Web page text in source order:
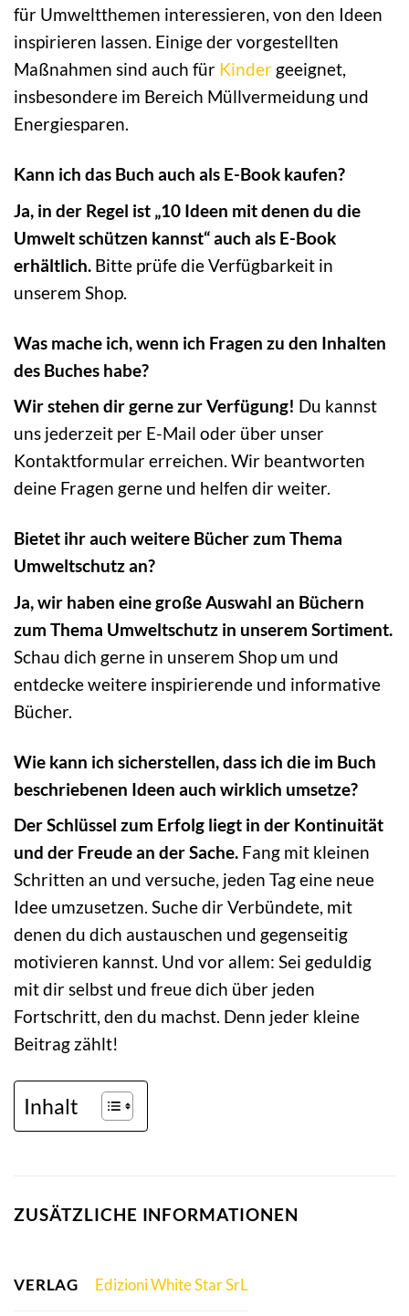
für Umweltthemen interessieren, von den Ideen
inspirieren lassen. Einige der vorgestellten
Maßnahmen sind auch für Kinder geeignet,
insbesondere im Bereich Müllvermeidung und
Energiesparen.
Kann ich das Buch auch als E-Book kaufen?
Ja, in der Regel ist „10 Ideen mit denen du die
Umwelt schützen kannst“ auch als E-Book
erhältlich. Bitte prüfe die Verfügbarkeit in
unserem Shop.
Was mache ich, wenn ich Fragen zu den Inhalten
des Buches habe?
Wir stehen dir gerne zur Verfügung! Du kannst
uns jederzeit per E-Mail oder über unser
Kontaktformular erreichen. Wir beantworten
deine Fragen gerne und helfen dir weiter.
Bietet ihr auch weitere Bücher zum Thema
Umweltschutz an?
Ja, wir haben eine große Auswahl an Büchern
zum Thema Umweltschutz in unserem Sortiment.
Schau dich gerne in unserem Shop um und
entdecke weitere inspirierende und informative
Bücher.
Wie kann ich sicherstellen, dass ich die im Buch
beschriebenen Ideen auch wirklich umsetze?
Der Schlüssel zum Erfolg liegt in der Kontinuität
und der Freude an der Sache. Fang mit kleinen
Schritten an und versuche, jeden Tag eine neue
Idee umzusetzen. Suche dir Verbündete, mit
denen du dich austauschen und gegenseitig
motivieren kannst. Und vor allem: Sei geduldig
mit dir selbst und freue dich über jeden
Fortschritt, den du machst. Denn jeder kleine
Beitrag zählt!
Inhalt
ZUSÄTZLICHE INFORMATIONEN
VERLAG Edizioni White Star SrL